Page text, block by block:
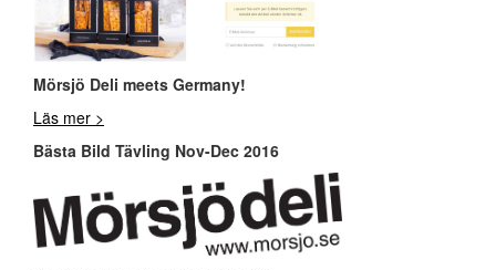
Mörsjö Deli meets Germany!
Läs mer >
Bästa Bild Tävling Nov-Dec 2016